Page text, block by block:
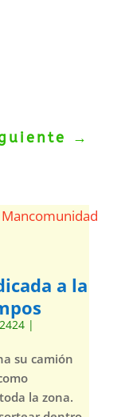
→
a la
|
su camión
la zona.